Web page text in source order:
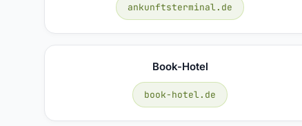
ankunftsterminal.de
Book-Hotel
book-hotel.de